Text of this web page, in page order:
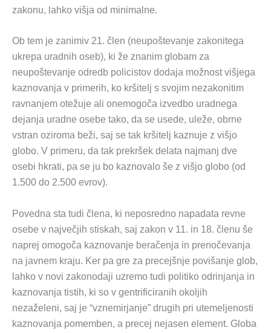
zakonu, lahko višja od minimalne.
Ob tem je zanimiv 21. člen (neupoštevanje zakonitega
ukrepa uradnih oseb), ki že znanim globam za
neupoštevanje odredb policistov dodaja možnost višjega
kaznovanja v primerih, ko kršitelj s svojim nezakonitim
ravnanjem otežuje ali onemogoča izvedbo uradnega
dejanja uradne osebe tako, da se usede, uleže, obrne
vstran oziroma beži, saj se tak kršitelj kaznuje z višjo
globo. V primeru, da tak prekršek delata najmanj dve
osebi hkrati, pa se ju bo kaznovalo še z višjo globo (od
1.500 do 2.500 evrov).
Povedna sta tudi člena, ki neposredno napadata revne
osebe v največjih stiskah, saj zakon v 11. in 18. členu še
naprej omogoča kaznovanje beračenja in prenočevanja
na javnem kraju. Ker pa gre za precejšnje povišanje glob,
lahko v novi zakonodaji uzremo tudi politiko odrinjanja in
kaznovanja tistih, ki so v gentrificiranih okoljih
nezaželeni, saj je “vznemirjanje” drugih pri utemeljenosti
kaznovanja pomemben, a precej nejasen element. Globa